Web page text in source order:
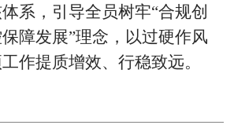
系，引导全员树牢“合规创
障发展”理念，以过硬作风
作提质增效、行稳致远。